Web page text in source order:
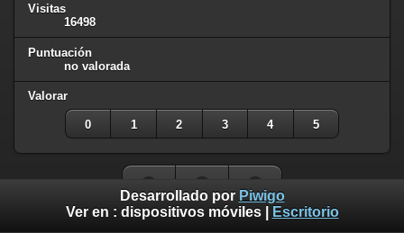
Visitas
16498
Puntuación
no valorada
Valorar
0 1 2 3 4 5
Desarrollado por Piwigo
Ver en : dispositivos móviles| Escritorio